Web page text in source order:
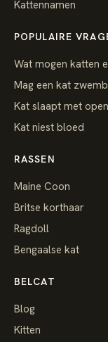
Kattennamen
POPULAIRE
Wat mogen katten
Mag een kat
Kat slaapt met
Kat niest bloed
RASSEN
Maine Coon
Britse korthaar
Ragdoll
Bengaalse kat
BELCAT
Blog
Kitten